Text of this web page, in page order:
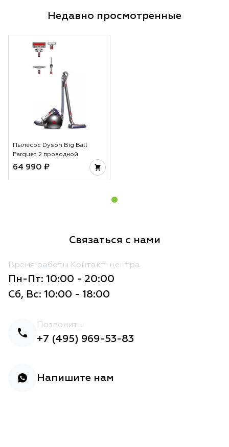
Недавно просмотренные
Пылесос Dyson Big Ball
Parquet 2 проводной
64 990 ₽
Связаться с нами
Время работы Контакт-центра
Пн-Пт: 10:00 - 20:00
Сб, Вс: 10:00 - 18:00
Позвонить
+7 (495) 969-53-83
Напишите нам